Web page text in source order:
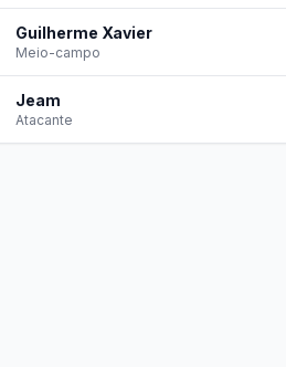
Guilherme Xavier
Meio-campo
Jeam
Atacante